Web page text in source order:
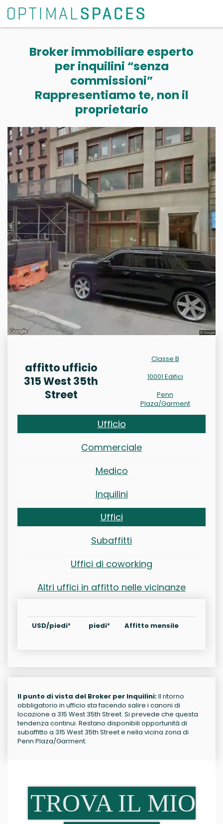
Broker immobiliare esperto
per inquilini “senza
commissioni”
Rappresentiamo te, non il
proprietario
affitto ufficio
315 West 35th
Street
Classe B
10001 Edifici
Penn
Plaza/Garment
Ufficio
Commerciale
Medico
Inquilini
Uffici
Subaffitti
Uffici di coworking
Altri uffici in affitto nelle vicinanze
USD/piedi² piedi² Affitto mensile
Il punto di vista del Broker per Inquilini:Il ritorno
obbligatorio in ufficio sta facendo salire i canoni di
locazione a 315 West 35th Street. Si prevede che questa
tendenza continui. Restano disponibili opportunità di
subaffitto a 315 West 35th Street e nella vicina zona di
Penn Plaza/Garment.
TROVA IL MIO